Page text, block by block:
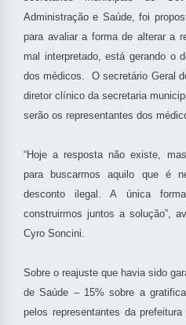
Administração e Saúde, foi
para avaliar a forma de alterar a
mal interpretado, está gerando o
dos médicos. O secretário Geral
diretor clínico da secretaria
serão os representantes dos
“Hoje a resposta não existe,
para buscarmos aquilo que é
desconto ilegal. A única
construirmos juntos a solução”,
Cyro Soncini.
Sobre o reajuste que havia sido
de Saúde – 15% sobre a
pelos representantes da